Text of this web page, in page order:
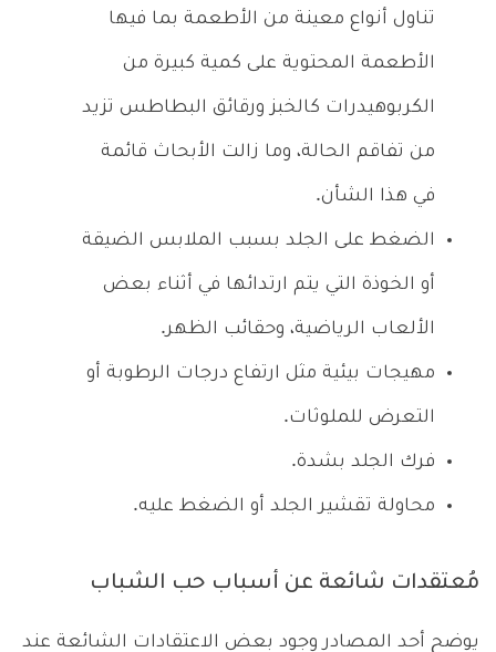
تناول أنواع معينة من الأطعمة بما فيها
الأطعمة المحتوية على كمية كبيرة من
الكربوهيدرات كالخبز ورقائق البطاطس تزيد
من تفاقم الحالة، وما زالت الأبحاث قائمة
في هذا الشأن.
الضغط على الجلد بسبب الملابس الضيقة
أو الخوذة التي يتم ارتدائها في أثناء بعض
الألعاب الرياضية، وحقائب الظهر.
مهيجات بيئية مثل ارتفاع درجات الرطوبة أو
التعرض للملوثات.
فرك الجلد بشدة.
محاولة تقشير الجلد أو الضغط عليه.
مُعتقدات شائعة عن أسباب حب الشباب
يوضح أحد المصادر وجود بعض الاعتقادات الشائعة عند